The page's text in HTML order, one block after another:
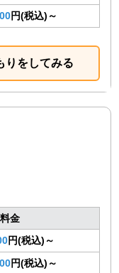
円(税込)～
をしてみる
金
円(税込)～
円(税込)～